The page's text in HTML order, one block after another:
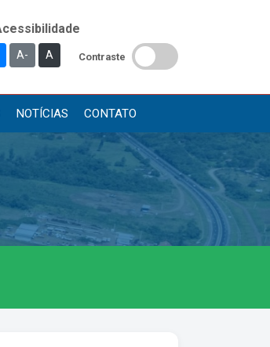
A- A Contraste
NOTÍCIAS CONTATO
Publicações
Diário Oficial (Novo)
Diário Oficial (Até 30/04)